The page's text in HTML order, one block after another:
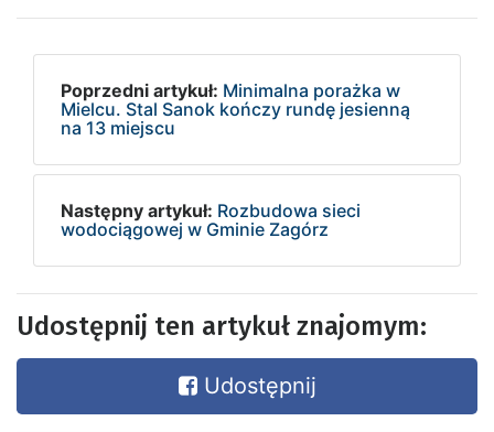
Poprzedni artykuł: Minimalna porażka w
Mielcu. Stal Sanok kończy rundę jesienną
na 13 miejscu
Następny artykuł: Rozbudowa sieci
wodociągowej w Gminie Zagórz
Udostępnij ten artykuł znajomym:
Udostępnij